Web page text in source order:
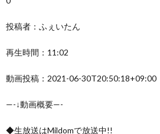
投稿者：ふぇいたん
再生時間：11:02
動画投稿：2021-06-30T20:50:18+09:00
—-↓動画概要—-
◆生放送はMildomで放送中!!